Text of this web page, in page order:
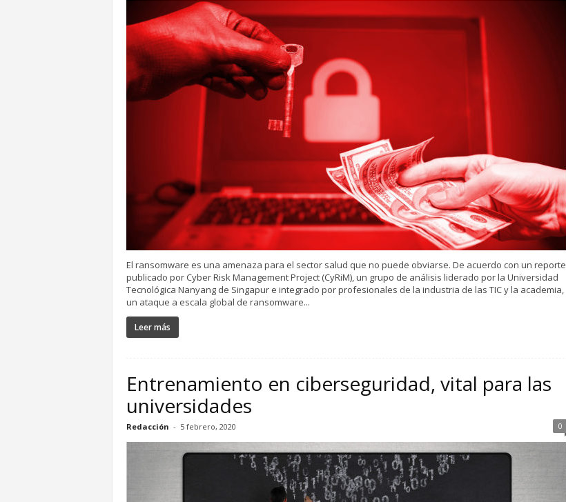
El ransomware es una amenaza para el sector salud que no puede obviarse. De acuerdo con un reporte
publicado por Cyber Risk Management Project (CyRiM), un grupo de análisis liderado por la Universidad
Tecnológica Nanyang de Singapur e integrado por profesionales de la industria de las TIC y la academia,
un ataque a escala global de ransomware...
Leer más
Entrenamiento en ciberseguridad, vital para las
universidades
Redacción - 5 febrero, 2020 0